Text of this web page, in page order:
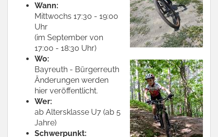
Wann:
Mittwochs 17:30 - 19:00
Uhr
(im September von
17:00 - 18:30 Uhr)
Wo:
Bayreuth - Bürgerreuth
Änderungen werden
hier veröffentlicht.
Wer:
ab Altersklasse U7 (ab 5
Jahre)
Schwerpunkt: